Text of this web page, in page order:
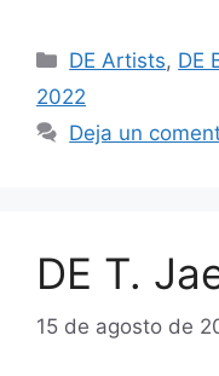
DE Artists, DE
2022
Deja un
DE T.
15 de agosto de